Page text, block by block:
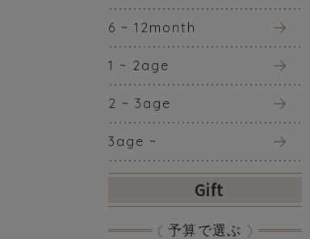
6 ~ 12month
1 ~ 2age
2 ~ 3age
3age ~
Gift
予算で選ぶ